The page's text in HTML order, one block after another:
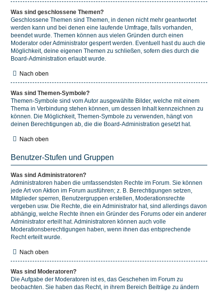
Was sind geschlossene Themen?
Geschlossene Themen sind Themen, in denen nicht mehr geantwortet
werden kann und bei denen eine laufende Umfrage, falls vorhanden,
beendet wurde. Themen können aus vielen Gründen durch einen
Moderator oder Administrator gesperrt werden. Eventuell hast du auch die
Möglichkeit, deine eigenen Themen zu schließen, sofern dies durch die
Board-Administration erlaubt wurde.
Nach oben
Was sind Themen-Symbole?
Themen-Symbole sind vom Autor ausgewählte Bilder, welche mit einem
Thema in Verbindung stehen können, um dessen Inhalt kennzeichnen zu
können. Die Möglichkeit, Themen-Symbole zu verwenden, hängt von
deinen Berechtigungen ab, die die Board-Administration gesetzt hat.
Nach oben
Benutzer-Stufen und Gruppen
Was sind Administratoren?
Administratoren haben die umfassendsten Rechte im Forum. Sie können
jede Art von Aktion im Forum ausführen; z. B. Berechtigungen setzen,
Mitglieder sperren, Benutzergruppen erstellen, Moderationsrechte
vergeben usw. Die Rechte, die ein Administrator hat, sind allerdings davon
abhängig, welche Rechte ihnen ein Gründer des Forums oder ein anderer
Administrator erteilt hat. Administratoren können auch volle
Moderationsberechtigungen haben, wenn ihnen das entsprechende
Recht erteilt wurde.
Nach oben
Was sind Moderatoren?
Die Aufgabe der Moderatoren ist es, das Geschehen im Forum zu
beobachten. Sie haben das Recht, in ihrem Bereich Beiträge zu ändern